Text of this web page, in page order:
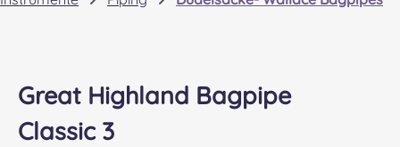
Great Highland Bagpipe
Classic 3